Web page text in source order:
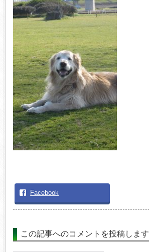
Facebook
この記事へのコメントを投稿します